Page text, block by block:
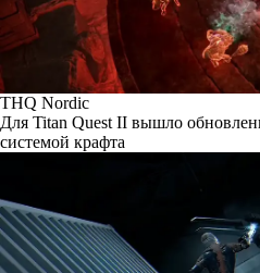
THQ Nordic
Для Titan Quest II вышло
системой крафта